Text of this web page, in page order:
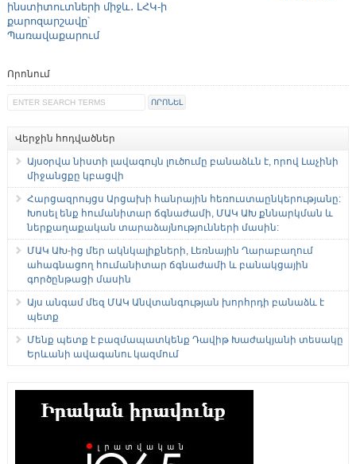
ինստիտուտների միջև․ ԼՀԿ-ի
քարոզարշավը՝
Պառավաքարում
Որոնում
Վերջին հոդվածներ
Այսօրվա նիստի լավագույն լուծումը բանաձևն է, որով Լաչինի
միջանցքը կբացվի
Հարցազրույցս Արցախի հանրային հեռուստաընկերությանը:
Խոսել ենք հումանիտար ճգնաժամի, ՄԱԿ ԱԽ քննարկման և
ներքաղաքական տարաձայնությունների մասին:
ՄԱԿ ԱԽ-ից մեր ակնկալիքների, Լեռնային Ղարաբաղում
ահագնացող հումանիտար ճգնաժամի և բանակցային
գործընթացի մասին
Այս անգամ մեզ ՄԱԿ Անվտանգության խորհրդի բանաձև է
պետք
Մենք պետք է բազմապատկենք Դավիթ Խաժակյանի տեսակը
Երևանի ավագանու կազմում